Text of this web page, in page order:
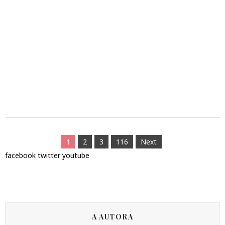
1 2 3 116
Next
facebook twitter youtube
A AUTORA